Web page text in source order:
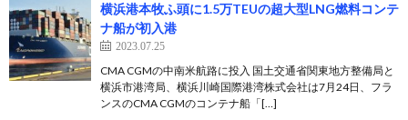
横浜港本牧ふ頭に1.5万TEUの超大型LNG燃料コンテ
ナ船が初入港
2023.07.25
CMA CGMの中南米航路に投入 国土交通省関東地方整備局と
横浜市港湾局、横浜川崎国際港湾株式会社は7月24日、フラ
ンスのCMA CGMのコンテナ船「[…]